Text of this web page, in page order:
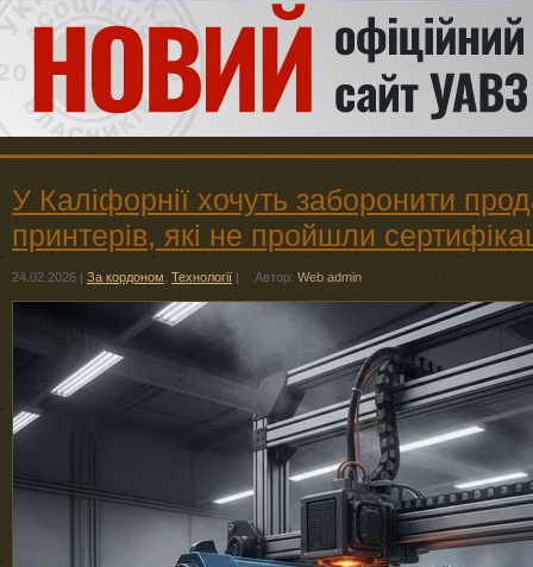
У Каліфорнії хочуть заборонити
принтерів, які не пройшли
24.02.2026 | За кордоном Технології | Автор: Web admin